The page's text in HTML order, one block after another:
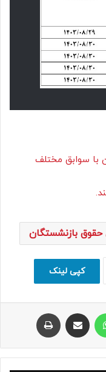
با سوابق مختلف
بازنشستگان
کپی لینک
واتس آپ اشتراک با ایمیل